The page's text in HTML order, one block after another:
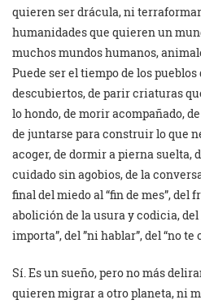
quieren ser drácula, ni
humanidades que quieren un
muchos mundos humanos,
Puede ser el tiempo de los
descubiertos, de parir criaturas
lo hondo, de morir acompañado,
de juntarse para construir lo que
acoger, de dormir a pierna suelta,
cuidado sin agobios, de la
final del miedo al “fin de mes”, del
abolición de la usura y codicia, del
importa”, del ”ni hablar”, del “no te
Sí. Es un sueño, pero no más
quieren migrar a otro planeta, ni